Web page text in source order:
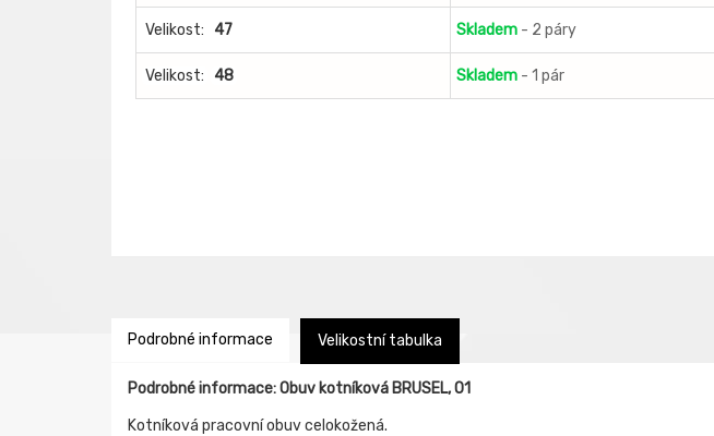
Velikost: 47 Skladem - 2 páry
Velikost: 48 Skladem - 1 pár
Podrobné informace Velikostní tabulka
Podrobné informace: Obuv kotníková BRUSEL, O1
Kotníková pracovní obuv celokožená.